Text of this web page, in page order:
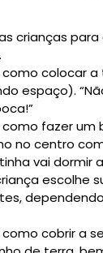
crianças
colocar
espaço).
fazer um
no centro
vai dormir
escolhe
cobrir a